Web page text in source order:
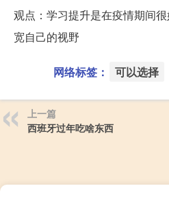
观点：学习提升是在疫情期间
宽自己的视野
网络标签： 可以选择
上一篇
西班牙过年吃啥东西